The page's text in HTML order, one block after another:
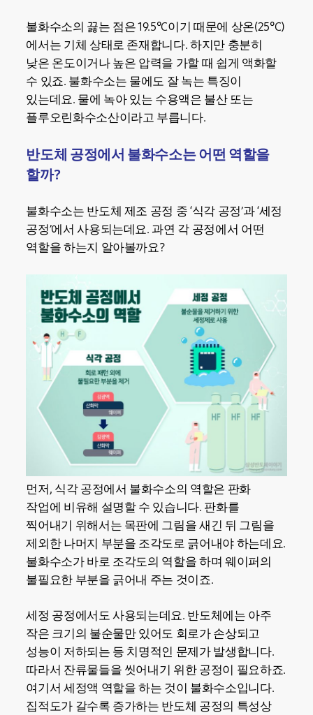
불화수소의 끓는 점은 19.5°C이기 때문에 상온(25°C)
에서는 기체 상태로 존재합니다. 하지만 충분히
낮은 온도이거나 높은 압력을 가할 때 쉽게 액화할
수 있죠. 불화수소는 물에도 잘 녹는 특징이
있는데요. 물에 녹아 있는 수용액은 불산 또는
플루오린화수소산이라고 부릅니다.
반도체 공정에서 불화수소는 어떤 역할을
할까?
불화수소는 반도체 제조 공정 중 ‘식각 공정’과 ‘세정
공정’에서 사용되는데요. 과연 각 공정에서 어떤
역할을 하는지 알아볼까요?
먼저, 식각 공정에서 불화수소의 역할은 판화
작업에 비유해 설명할 수 있습니다. 판화를
찍어내기 위해서는 목판에 그림을 새긴 뒤 그림을
제외한 나머지 부분을 조각도로 긁어내야 하는데요.
불화수소가 바로 조각도의 역할을 하며 웨이퍼의
불필요한 부분을 긁어내 주는 것이죠.
세정 공정에서도 사용되는데요. 반도체에는 아주
작은 크기의 불순물만 있어도 회로가 손상되고
성능이 저하되는 등 치명적인 문제가 발생합니다.
따라서 잔류물들을 씻어내기 위한 공정이 필요하죠.
여기서 세정액 역할을 하는 것이 불화수소입니다.
집적도가 갈수록 증가하는 반도체 공정의 특성상